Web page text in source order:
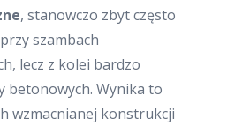
, stanowczo zbyt często
szambach
lecz z kolei bardzo
betonowych. Wynika to
wzmacnianej konstrukcji